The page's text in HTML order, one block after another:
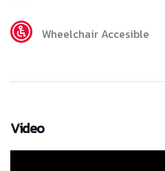
Wheelchair Accesible
Video